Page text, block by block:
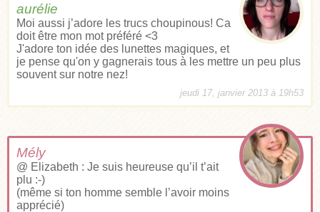
aurélie
Moi aussi j’adore les trucs choupinous! Ca
doit être mon mot préféré <3
J'adore ton idée des lunettes magiques, et
je pense qu'on y gagnerais tous à les mettre un peu plus
souvent sur notre nez!
jeudi 17, janvier 2013 à 19h53
Mély
@ Elizabeth : Je suis heureuse qu’il t’ait
plu :-)
(même si ton homme semble l’avoir moins
apprécié)